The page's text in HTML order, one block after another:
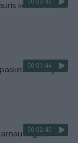
00:03:45
kol kas liks
00:01:44
Metų
00:02:40
ilgiau